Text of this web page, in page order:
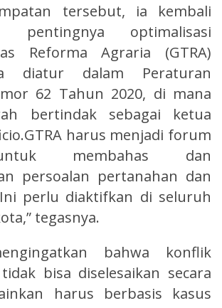
tersebut, ia kembali
pentingnya optimalisasi
Reforma Agraria (GTRA)
diatur dalam Peraturan
62 Tahun 2020, di mana
bertindak sebagai ketua
harus menjadi forum
membahas dan
persoalan pertanahan dan
perlu diaktifkan di seluruh
tegasnya.
bahwa konflik
bisa diselesaikan secara
harus berbasis kasus